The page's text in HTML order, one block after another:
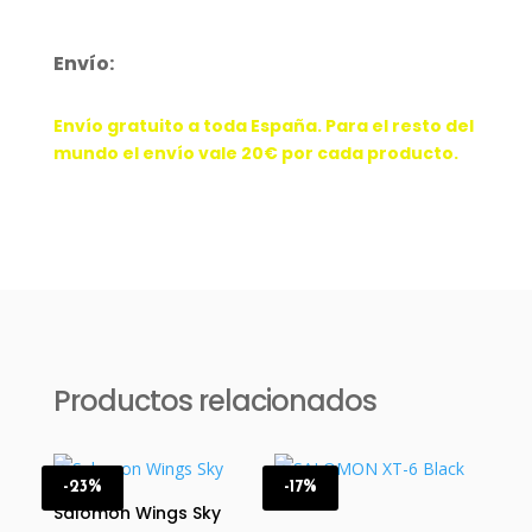
Envío:
Envío gratuito a toda España. Para el resto del
mundo el envío vale 20€ por cada producto.
Productos relacionados
-23%
Salomon Wings Sky
-17%